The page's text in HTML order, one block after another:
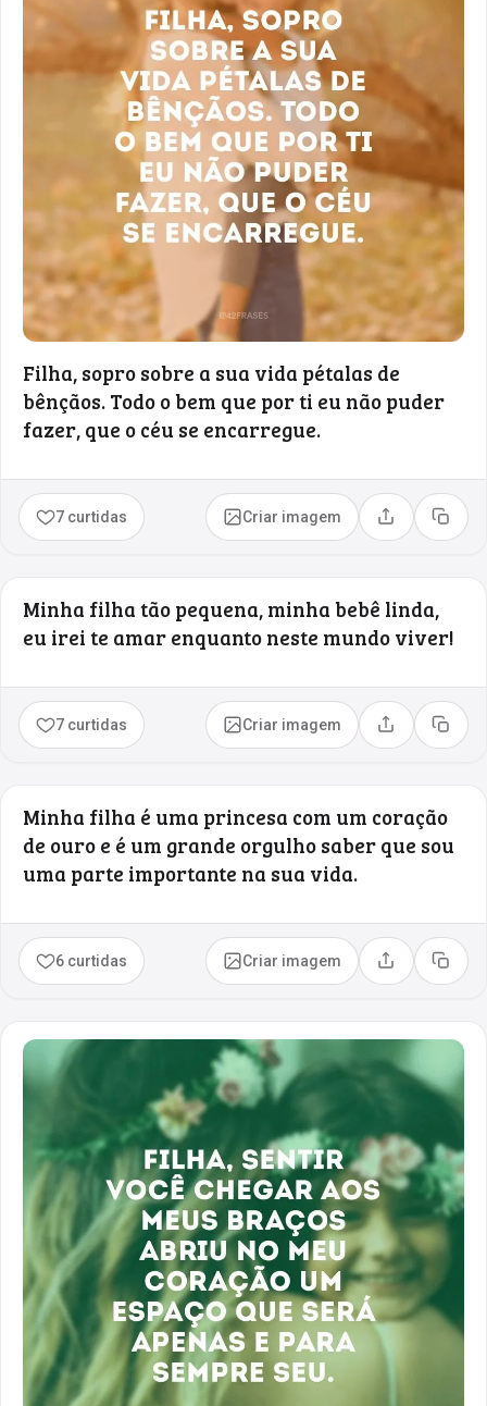
Filha, sopro sobre a sua vida pétalas de
bênçãos. Todo o bem que por ti eu não puder
fazer, que o céu se encarregue.
7 curtidas Criar imagem Compartilhar
Copiar
Minha filha tão pequena, minha bebê linda,
eu irei te amar enquanto neste mundo viver!
7 curtidas Criar imagem Compartilhar
Copiar
Minha filha é uma princesa com um coração
de ouro e é um grande orgulho saber que sou
uma parte importante na sua vida.
6 curtidas Criar imagem Compartilhar
Copiar